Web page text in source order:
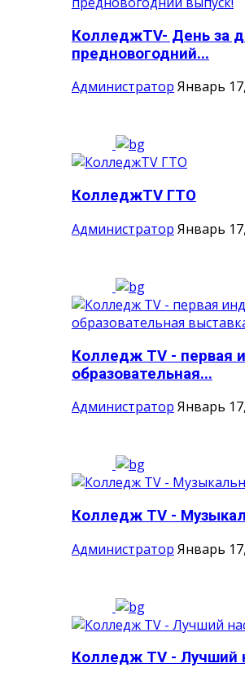
КолледжTV- День за
предновогодний...
Администратор Январь
КолледжTV ГТО
Администратор Январь
Колледж TV - первая
образовательная...
Администратор Январь
Колледж TV -
Администратор Январь
Колледж TV - Лучший